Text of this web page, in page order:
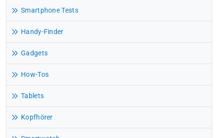
Smartphone Tests
Handy-Finder
Gadgets
How-Tos
Tablets
Kopfhörer